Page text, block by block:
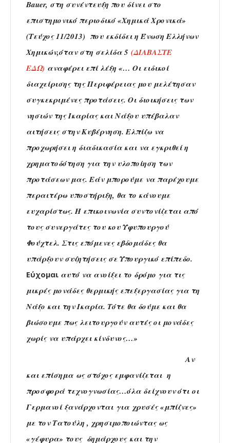
Bauer, στη συνέντευξη που δίνει στο
επιστημονικό περιοδικό «Χημικά Χρονικά»
(Τεύχος 11/2013) που εκδίδει η Ένωση Ελλήνων
Χημικών,όταν στη σελίδα 5 (ΔΙΑΒΑΣΤΕ
ΕΔΩ) αναφέρει επί λέξη «… Οι ειδικοί
διαχείρισης της Περιφέρειας μου μελέτησαν
συγκεκριμένες προτάσεις. Οι διοικήσεις των
νησιών της Ικαρίας και Νάξου υπέβαλαν
αιτήσεις στην Κυβέρνηση. Ελπίζω να
προχωρήσει η διαδικασία και να εγκριθεί η
χρηματοδότηση για την υλοποίηση των
προτάσεων μας. Εάν μπορούμε να παρέχουμε
περαιτέρω υποστήριξη, θα το κάνουμε
ευχαρίστως. Η επικοινωνία συντονίζεται από
τους συνεργάτες του κου Υφυπουργού
Φούχτελ. Στις επόμενες εβδομάδες θα
υπάρξουν συζητήσεις σε Υπουργικό επίπεδο.
Εύχομαι αυτό να ανοίξει το δρόμο για τις
μικρές μονάδες θερμικής επεξεργασίας για τη
Νάξο και την Ικαρία. Τότε θα δούμε και θα
βιώσουμε πως λειτουργούν αυτές οι μονάδες
χωρίς να υπάρχει κίνδυνος…»
Αν
και επίσημα ως στόχος εμφανίζεται η
προσφορά τεχνογνωσίας…όλα δείχνουν ότι οι
Γερμανοί ξανάρχονται για χρυσές «μπίζνες»
με τον Τατούλη , χρησιμοποιώντας ως
«γέφυρα» τους δημάρχους και την